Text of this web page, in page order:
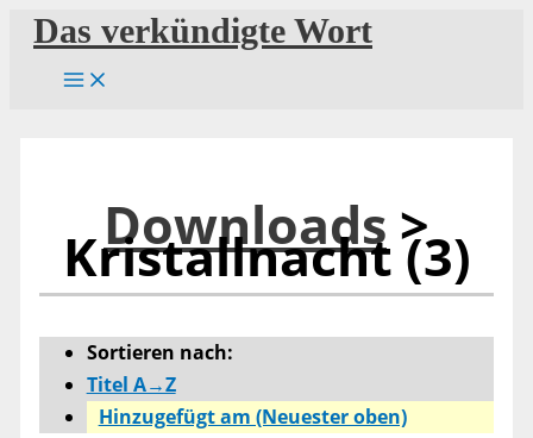
Zum
Inhalt
springen
Das verkündigte Wort
Downloads >
Kristallnacht (3)
Sortieren nach:
Titel A→Z
Hinzugefügt am (Neuester oben)